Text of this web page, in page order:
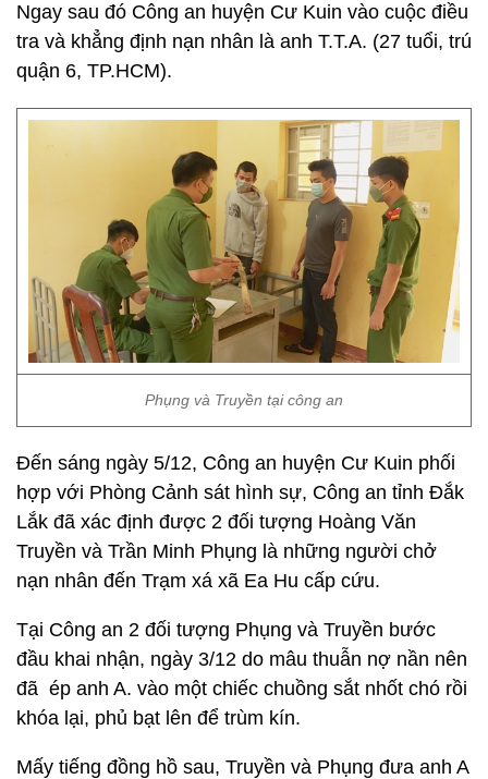
Ngay sau đó Công an huyện Cư Kuin vào cuộc điều
tra và khẳng định nạn nhân là anh T.T.A. (27 tuổi, trú
quận 6, TP.HCM).
Phụng và Truyền tại công an
Đến sáng ngày 5/12, Công an huyện Cư Kuin phối
hợp với Phòng Cảnh sát hình sự, Công an tỉnh Đắk
Lắk đã xác định được 2 đối tượng Hoàng Văn
Truyền và Trần Minh Phụng là những người chở
nạn nhân đến Trạm xá xã Ea Hu cấp cứu.
Tại Công an 2 đối tượng Phụng và Truyền bước
đầu khai nhận, ngày 3/12 do mâu thuẫn nợ nần nên
đã ép anh A. vào một chiếc chuồng sắt nhốt chó rồi
khóa lại, phủ bạt lên để trùm kín.
Mấy tiếng đồng hồ sau, Truyền và Phụng đưa anh A